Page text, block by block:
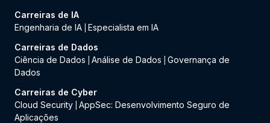
Carreiras de IA
Engenharia de IA Especialista em IA
Carreiras de Dados
Ciência de Dados
Análise de Dados
Governança de
Dados
Carreiras de Cyber
Cloud Security AppSec: Desenvolvimento Seguro de
Aplicações